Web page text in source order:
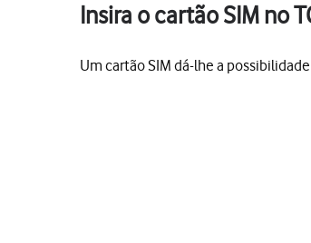
Insira o cartão SIM no
Um cartão SIM dá-lhe a